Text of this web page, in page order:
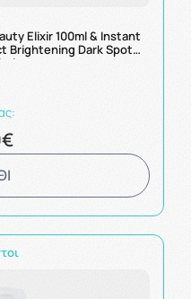
Elixir 100ml & Instant
Brightening Dark Spot